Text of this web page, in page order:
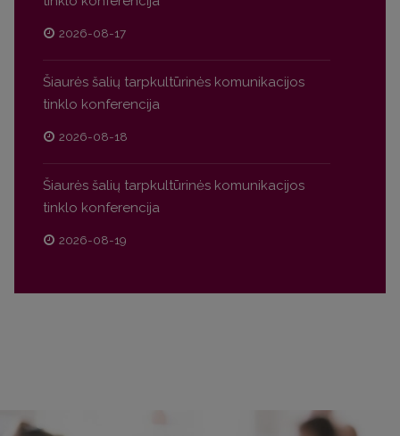
2026-08-17
Šiaurės šalių tarpkultūrinės komunikacijos
tinklo konferencija
2026-08-18
Šiaurės šalių tarpkultūrinės komunikacijos
tinklo konferencija
2026-08-19